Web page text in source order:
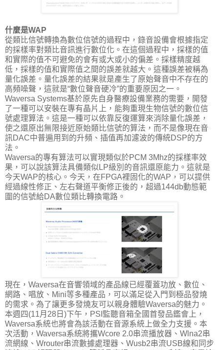
什麼是WAP
從類比信號轉換為數位信號的過程中，錄音設備會根據指定
的採樣率對類比音訊進行數位化。在這個過程中，採樣的值
和實際的值不可避免的會有或大或小的偏差。採樣精度越
低，採樣的值和實際值之間的誤差就越大。這種誤差被稱為
量化誤差。量化誤差的結果就是產生了原始聲音中不存在的
高頻噪聲，這就是“數位聲音硬冷”的重要原因之一。
Waversa Systems基於原先自身醫療設備業務的需要，開發
了一種可以安裝在專有晶片上，能夠重現生物信號的數位信
號處理算法。這是一種可以依靠反復運算來消除量化誤差，
使之還原出無限接近原始類比信號的算法，而不是像現在音
訊DAC中普遍用到的升頻、插值再加濾波的傳統DSP的方
法。
Waversa的專有算法可以實現類似於PCM 3Mhz的採樣率效
果，可以說該算法具備類似LP級別的音訊還原能力。這就是
今天WAP的核心。今天，在FPGA裡固化的WAP，可以提供
經過線性修正、左右聲道平衡修正後的，超過144db動態範
圍的信號給DA數位類比轉換電路。
現在，Waversa在音響領域的產品線已經覆蓋功放、數位、
網路、唱放、Mini等多種產品，可以滿足從入門到極品發燒
的需求。為了讓更多發燒友可以親身體驗Waversa的魅力。
本週四(11月28日)下午，PSI監聽音箱全國首發品鑑會上，
Waversa系統也將會為該活動在音源系統上做全力支援。本
次活動，Waversa系統將攜Wcore 2.0串流播放器、Wlna2串
流網線、Wrouter串流數據處理器、Wusb2串流USB線和同步